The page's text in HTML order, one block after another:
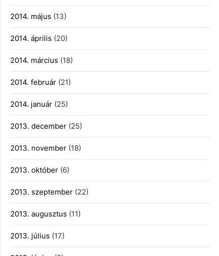
2014. május (13)
2014. április (20)
2014. március (18)
2014. február (21)
2014. január (25)
2013. december (25)
2013. november (18)
2013. október (6)
2013. szeptember (22)
2013. augusztus (11)
2013. július (17)